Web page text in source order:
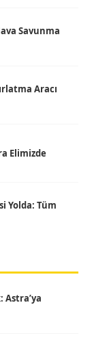
Savunma
Aracı
Elimizde
Yolda: Tüm
Astra’ya